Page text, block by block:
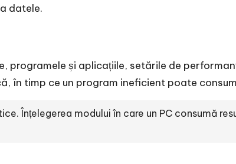
datele.
programele și aplicațiile, setările de
în timp ce un program ineficient poate
Înțelegerea modului în care un PC consumă